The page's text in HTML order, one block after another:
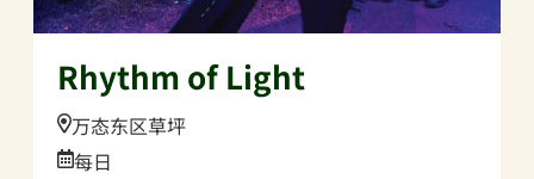
Rhythm of Light
Location:
万态东区草坪
Date:
每日